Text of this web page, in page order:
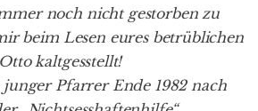
noch nicht gestorben zu
beim Lesen eures betrüblichen
kaltgesstellt!
Pfarrer Ende 1982 nach